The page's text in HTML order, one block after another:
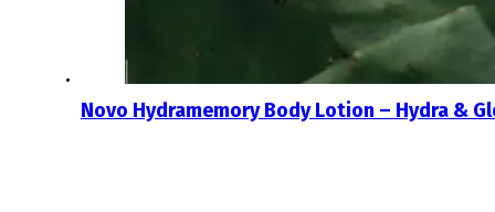
Novo Hydramemory Body Lotion – Hydra &